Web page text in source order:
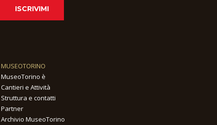
ISCRIVIMI
MUSEOTORINO
MuseoTorino è
Cantieri e Attività
Struttura e contatti
Partner
Archivio MuseoTorino